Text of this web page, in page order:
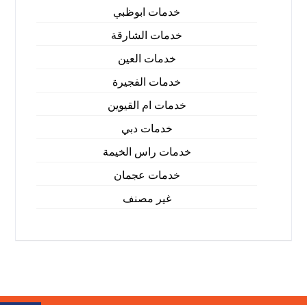
خدمات ابوظبي
خدمات الشارقة
خدمات العين
خدمات الفجيرة
خدمات ام القيوين
خدمات دبي
خدمات راس الخيمة
خدمات عجمان
غير مصنف